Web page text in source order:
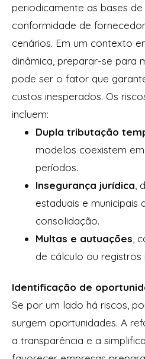
periodicamente as bases
conformidade de
cenários. Em um contexto
dinâmica, preparar-se para
pode ser o fator que
custos inesperados. Os
incluem:
Dupla tributação
modelos coexistem
períodos.
Insegurança jurídica ,
estaduais e municipais
consolidação.
Multas e autuações ,
de cálculo ou registros
Identificação de
Se por um lado há riscos,
surgem oportunidades. A
a transparência e a